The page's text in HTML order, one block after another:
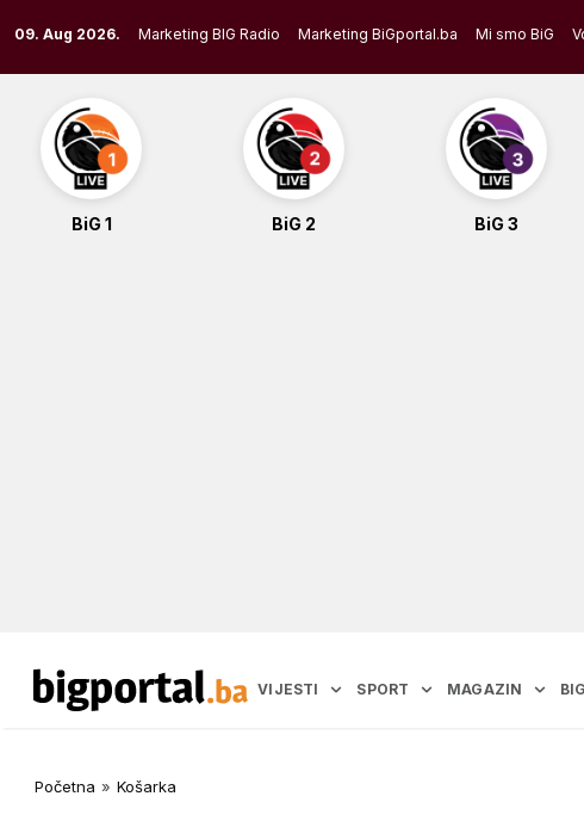
to
content
09. Aug 2026. Marketing BIG Radio Marketing BiGportal.ba Mi smo BiG
BiG 1 BiG 2 BiG 3
VIJESTI SPORT MAGAZIN
Početna » Košarka